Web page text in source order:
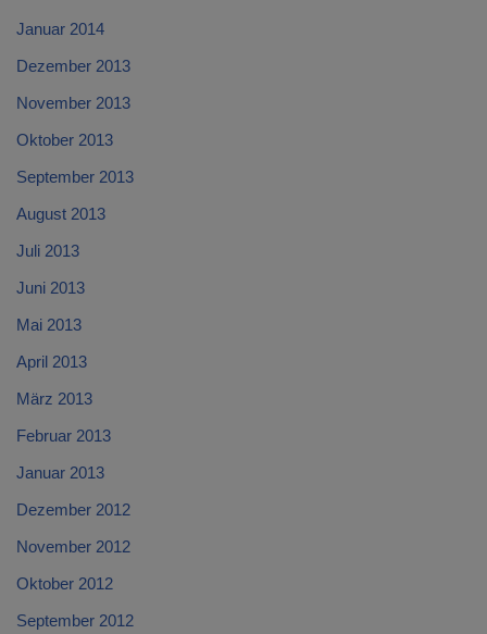
Januar 2014
Dezember 2013
November 2013
Oktober 2013
September 2013
August 2013
Juli 2013
Juni 2013
Mai 2013
April 2013
März 2013
Februar 2013
Januar 2013
Dezember 2012
November 2012
Oktober 2012
September 2012